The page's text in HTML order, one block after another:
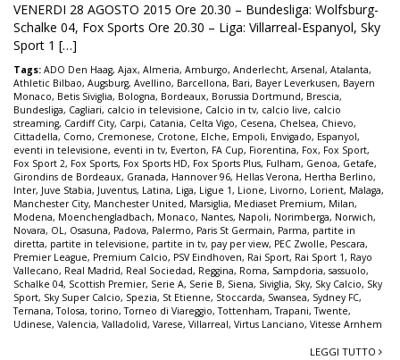
VENERDI 28 AGOSTO 2015 Ore 20.30 – Bundesliga: Wolfsburg-
Schalke 04, Fox Sports Ore 20.30 – Liga: Villarreal-Espanyol, Sky
Sport 1 […]
Tags: ADO Den Haag, Ajax, Almeria, Amburgo, Anderlecht, Arsenal, Atalanta,
Athletic Bilbao, Augsburg, Avellino, Barcellona, Bari, Bayer Leverkusen, Bayern
Monaco, Betis Siviglia, Bologna, Bordeaux, Borussia Dortmund, Brescia,
Bundesliga, Cagliari, calcio in televisione, Calcio in tv, calcio live, calcio
streaming, Cardiff City, Carpi, Catania, Celta Vigo, Cesena, Chelsea, Chievo,
Cittadella, Como, Cremonese, Crotone, Elche, Empoli, Envigado, Espanyol,
eventi in televisione, eventi in tv, Everton, FA Cup, Fiorentina, Fox, Fox Sport,
Fox Sport 2, Fox Sports, Fox Sports HD, Fox Sports Plus, Fulham, Genoa, Getafe,
Girondins de Bordeaux, Granada, Hannover 96, Hellas Verona, Hertha Berlino,
Inter, Juve Stabia, Juventus, Latina, Liga, Ligue 1, Lione, Livorno, Lorient, Malaga,
Manchester City, Manchester United, Marsiglia, Mediaset Premium, Milan,
Modena, Moenchengladbach, Monaco, Nantes, Napoli, Norimberga, Norwich,
Novara, OL, Osasuna, Padova, Palermo, Paris St Germain, Parma, partite in
diretta, partite in televisione, partite in tv, pay per view, PEC Zwolle, Pescara,
Premier League, Premium Calcio, PSV Eindhoven, Rai Sport, Rai Sport 1, Rayo
Vallecano, Real Madrid, Real Sociedad, Reggina, Roma, Sampdoria, sassuolo,
Schalke 04, Scottish Premier, Serie A, Serie B, Siena, Siviglia, Sky, Sky Calcio, Sky
Sport, Sky Super Calcio, Spezia, St Etienne, Stoccarda, Swansea, Sydney FC,
Ternana,Tolosa, torino,Torneo di Viareggio,Tottenham,Trapani,Twente,
Udinese, Valencia, Valladolid, Varese, Villarreal, Virtus Lanciano, Vitesse Arnhem
LEGGI TUTTO